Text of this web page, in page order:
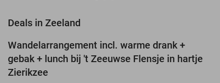
Deals in Zeeland
TODAY
Wandelarrangement incl. warme drank +
gebak + lunch bij 't Zeeuwse Flensje in hartje
Zierikzee